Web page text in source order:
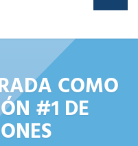
COMO
#1 DE